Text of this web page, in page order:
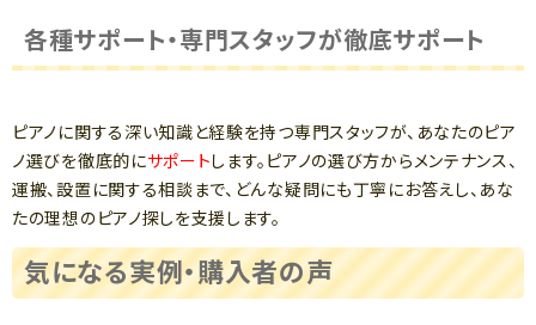
各種サポート・専門スタッフが徹底サポート
ピアノに関する深い知識と経験を持つ専門スタッフが、あなたのピア
ノ選びを徹底的にサポートします。ピアノの選び方からメンテナンス、
運搬、設置に関する相談まで、どんな疑問にも丁寧にお答えし、あな
たの理想のピアノ探しを支援します。
気になる実例・購入者の声